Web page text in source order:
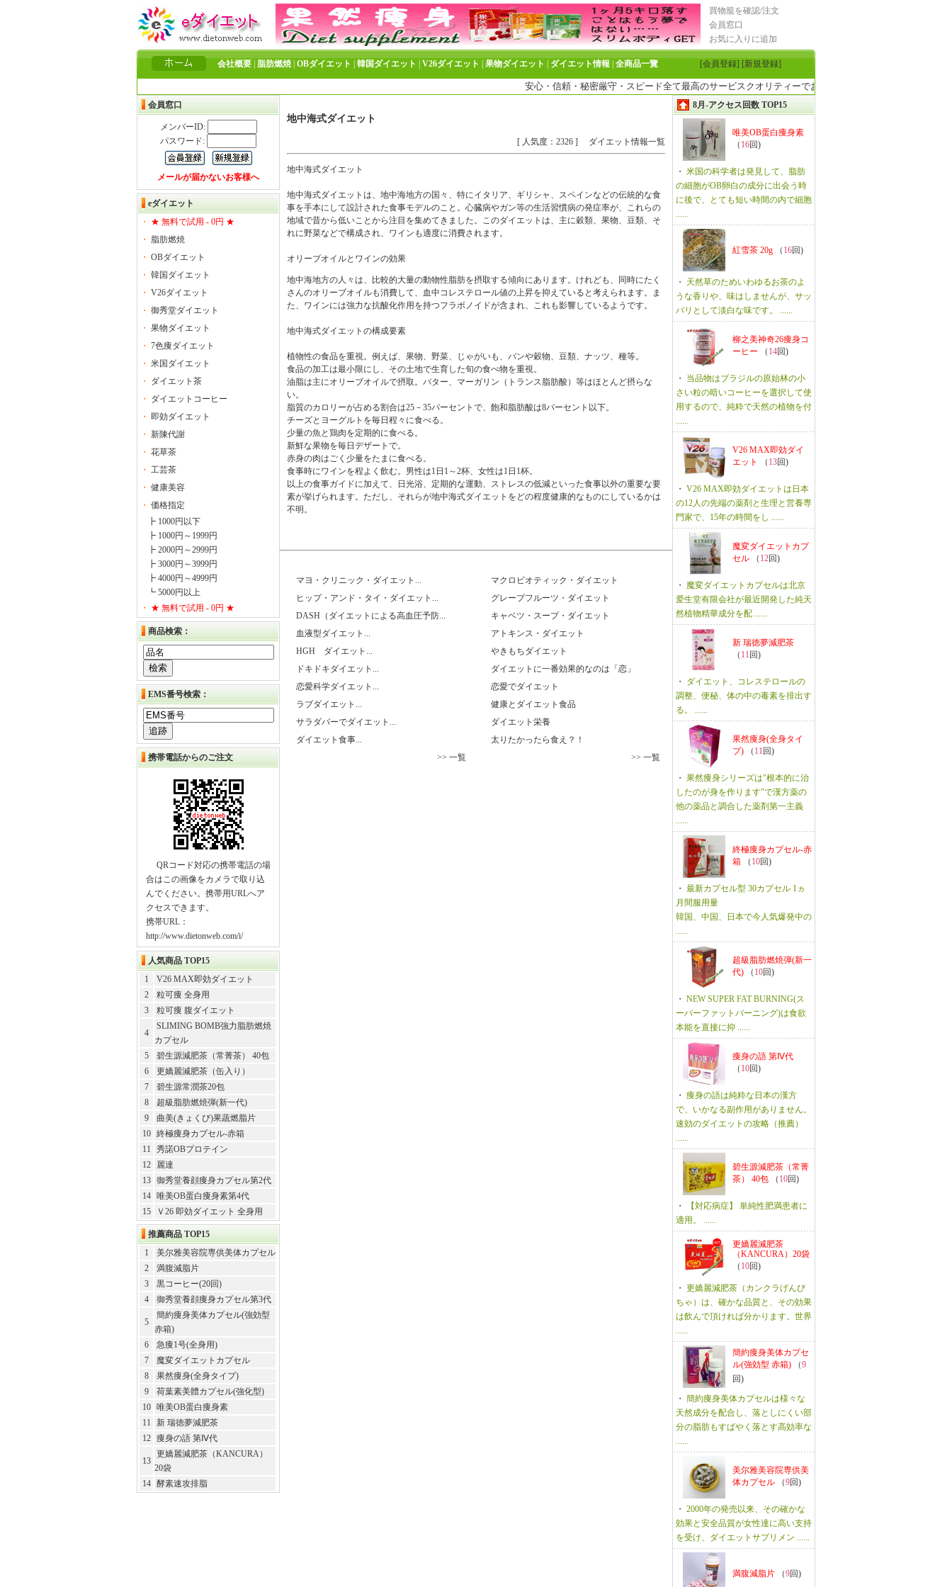
買物籠を確認/注文
会員窓口
お気に入りに追加
会社概要 脂肪燃焼| OBダイエット 韓国ダイエット V26ダイエット 果物ダイエット ダイエット情報 全商品一覽 [会員登録] [新規登録]
安心・信頼・秘密厳守・スピード全て最高のサービスクオリティーでお客様のご来店をお待ちしておりま
会員窓口
メンバーID:
パスワード:
メールが届かないお客様へ
eダイエット
・
★ 無料で試用 - 0円 ★
・
脂肪燃焼
・ OBダイエット
・ 韓国ダイエット
・ V26ダイエット
・ 御秀堂ダイエット
・ 果物ダイエット
・ 7色痩ダイエット
・ 米国ダイエット
・
ダイエット茶
・
ダイエットコーヒー
・
即効ダイエット
・ 新陳代謝
・ 花草茶
・ 工芸茶
・ 健康美容
・ 価格指定
┣ 1000円以下
┣ 1000円～1999円
┣ 2000円～2999円
┣ 3000円～3999円
┣ 4000円～4999円
┗ 5000円以上
・
★ 無料で試用 - 0円 ★
商品検索：
EMS番号検索：
携帯電話からのご注文
QRコード対応の携帯電話の場
合はこの画像をカメラで取り込
んでください。携帯用URLへア
クセスできます。
携帯URL：
http://www.dietonweb.com/i/
人気商品 TOP15
1
V26 MAX即効ダイエット
2
粒可痩 全身用
3
粒可痩 腹ダイエット
4
SLIMING BOMB強力脂肪燃焼
カプセル
5
碧生源減肥茶（常菁茶） 40包
6
更嬌麗減肥茶（缶入り）
7
碧生源常潤茶20包
8
超級脂肪燃焼弾(新一代)
9
曲美(きょくび)果蔬燃脂片
10
終極痩身カプセル-赤箱
11
秀諾OBプロテイン
12
麗達
13
御秀堂養顔痩身カプセル第2代
14
唯美OB蛋白痩身素第4代
15
Ｖ26 即効ダイエット 全身用
推薦商品 TOP15
1
美尔雅美容院専供美体カプセル
2
満腹減脂片
3
黒コーヒー(20回)
4
御秀堂養顔痩身カプセル第3代
5
簡約痩身美体カプセル(強効型
赤箱)
6
急痩1号(全身用)
7
魔変ダイエットカプセル
8
果然痩身(全身タイプ)
9
荷葉素美體カプセル(強化型)
10
唯美OB蛋白痩身素
11
新 瑞徳夢減肥茶
12
痩身の語 第Ⅳ代
13
更嬌麗減肥茶（KANCURA）
20袋
14
酵素速攻排脂
地中海式ダイエット
[ 人気度：2326 ] ダイエット情報一覧
地中海式ダイエット
地中海式ダイエットは、地中海地方の国々、特にイタリア、ギリシャ、スペインなどの伝統的な食
事を手本にして設計された食事モデルのこと。心臓病やガン等の生活習慣病の発症率が、これらの
地域で昔から低いことから注目を集めてきました。このダイエットは、主に穀類、果物、豆類、そ
れに野菜などで構成され、ワインも適度に消費されます。
オリーブオイルとワインの効果
地中海地方の人々は、比較的大量の動物性脂肪を摂取する傾向にあります。けれども、同時にたく
さんのオリーブオイルも消費して、血中コレステロール値の上昇を抑えていると考えられます。ま
た、ワインには強力な抗酸化作用を持つフラボノイドが含まれ、これも影響しているようです。
地中海式ダイエットの構成要素
植物性の食品を重視。例えば、果物、野菜、じゃがいも、パンや穀物、豆類、ナッツ、種等。
食品の加工は最小限にし、その土地で生育した旬の食べ物を重視。
油脂は主にオリーブオイルで摂取。バター、マーガリン（トランス脂肪酸）等はほとんど摂らな
い。
脂質のカロリーが占める割合は25－35パーセントで、飽和脂肪酸は8パーセント以下。
チーズとヨーグルトを毎日程々に食べる。
少量の魚と鶏肉を定期的に食べる。
新鮮な果物を毎日デザートで。
赤身の肉はごく少量をたまに食べる。
食事時にワインを程よく飲む。男性は1日1～2杯、女性は1日1杯。
以上の食事ガイドに加えて、日光浴、定期的な運動、ストレスの低減といった食事以外の重要な要
素が挙げられます。ただし、それらが地中海式ダイエットをどの程度健康的なものにしているかは
不明。
マヨ・クリニック・ダイエット...
マクロビオティック・ダイエット
ヒップ・アンド・タイ・ダイエット...
グレープフルーツ・ダイエット
DASH（ダイエットによる高血圧予防...
キャベツ・スープ・ダイエット
血液型ダイエット...
アトキンス・ダイエット
HGH ダイエット...
やきもちダイエット
ドキドキダイエット...
ダイエットに一番効果的なのは「恋」
恋愛科学ダイエット...
恋愛でダイエット
ラブダイエット...
健康とダイエット食品
サラダバーでダイエット...
ダイエット栄養
ダイエット食事...
太りたかったら食え？！
>> 一覧
>> 一覧
8月-アクセス回数 TOP15
唯美OB蛋白痩身素
（ 16回)
・ 米国の科学者は発見して、脂肪
の細胞がOB卵白の成分に出会う時
に後で、とても短い時間の内で細胞
......
紅雪茶 20g （ 16回)
・ 天然草のためいわゆるお茶のよ
うな香りや、味はしませんが、サッ
パリとして淡白な味です。 ......
柳之美神奇26痩身コ
ーヒー （ 14回)
・ 当品物はブラジルの原始林の小
さい粒の暗いコーヒーを選択して使
用するので、純粋で天然の植物を付
......
V26 MAX即効ダイ
エット
（ 13回)
・ V26 MAX即効ダイエットは日本
の12人の先端の薬剤と生理と営養専
門家で、15年の時間をし ......
魔変ダイエットカプ
セル （ 12回)
・ 魔変ダイエットカプセルは北京
爱生堂有限会社が最近開発した純天
然植物精華成分を配 ......
新 瑞徳夢減肥茶
（ 11 回)
・ ダイエット、コレステロールの
調整、便秘、体の中の毒素を排出す
る。 ......
果然痩身(全身タイ
プ) （ 11 回)
・ 果然痩身シリーズは"根本的に治
したのが身を作ります"で漢方薬の
他の薬品と調合した薬剤第一主義
......
終極痩身カプセル-赤
箱 （ 10回)
・ 最新カプセル型 30カプセル 1ヵ
月間服用量
韓国、中国、日本で今人気爆発中の
......
超級脂肪燃焼弾(新一
代) （ 10回)
・ NEW SUPER FAT BURNING(ス
ーパーファットバーニング)は食欲
本能を直接に抑 ......
痩身の語 第Ⅳ代
（ 10回)
・ 痩身の語は純粋な日本の漢方
で、いかなる副作用がありません。
速効のダイエットの攻略（推薦）
......
碧生源減肥茶（常菁
茶） 40包 （ 10回)
・
【対応病症】 単純性肥満患者に
適用。 ......
更嬌麗減肥茶
（KANCURA）20袋
（ 10回)
・ 更嬌麗減肥茶（カンクラげんび
ちゃ）は、確かな品質と、その効果
は飲んで頂ければ分かります。世界
......
簡約痩身美体カプセ
ル(強効型 赤箱) （9
回)
・ 簡約痩身美体カプセルは様々な
天然成分を配合し、落としにくい部
分の脂肪もすばやく落とす高効率な
......
美尔雅美容院専供美
体カプセル （9回)
・ 2000年の発売以来、その確かな
効果と安全品質が女性達に高い支持
を受け、ダイエットサプリメン ......
満腹減脂片 （9回)